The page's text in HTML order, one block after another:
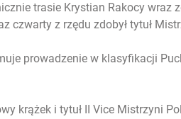
trasie Krystian Rakocy wraz
czwarty z rzędu zdobył tytuł
prowadzenie w klasyfikacji
krążek i tytuł II Vice Mistrzyni